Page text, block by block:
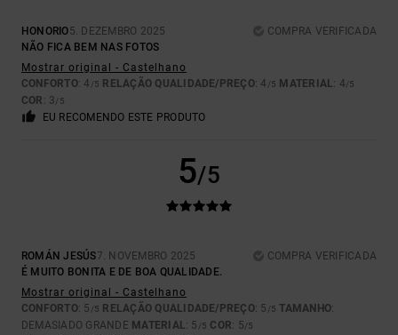
HONORIO5. DEZEMBRO 2025
COMPRA VERIFICADA
NÃO FICA BEM NAS FOTOS
Mostrar original - Castelhano
CONFORTO: 4 /5 RELAÇÃO QUALIDADE/PREÇO: 4 /5 MATERIAL: 4/5
COR : 3/5
EU RECOMENDO ESTE PRODUTO
5/5
ROMÁN JESÚS7. NOVEMBRO 2025
COMPRA VERIFICADA
É MUITO BONITA E DE BOA QUALIDADE.
Mostrar original - Castelhano
CONFORTO: 5 /5 RELAÇÃO QUALIDADE/PREÇO: 5 /5 TAMANHO:
DEMASIADO GRANDE MATERIAL: 5 /5 COR: 5/5